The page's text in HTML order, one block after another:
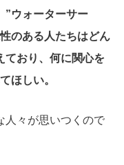
”ウォーターサー
のある人たちはどん
ており、何に関心を
ほしい。
人々が思いつくので